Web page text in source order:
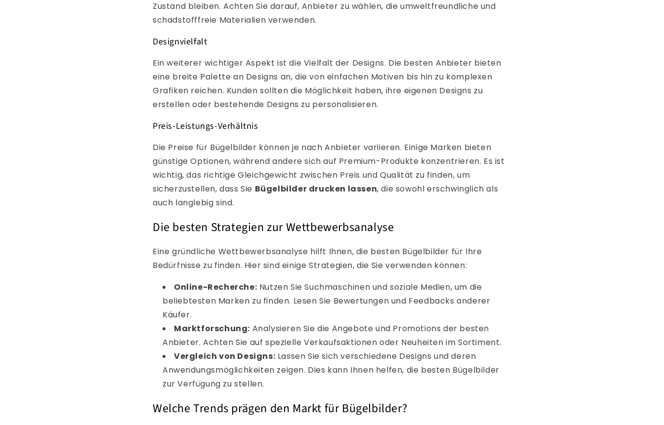
Zustand bleiben. Achten Sie darauf, Anbieter zu wählen, die umweltfreundliche und
schadstofffreie Materialien verwenden.
Designvielfalt
Ein weiterer wichtiger Aspekt ist die Vielfalt der Designs. Die besten Anbieter bieten
eine breite Palette an Designs an, die von einfachen Motiven bis hin zu komplexen
Grafiken reichen. Kunden sollten die Möglichkeit haben, ihre eigenen Designs zu
erstellen oder bestehende Designs zu personalisieren.
Preis-Leistungs-Verhältnis
Die Preise für Bügelbilder können je nach Anbieter variieren. Einige Marken bieten
günstige Optionen, während andere sich auf Premium-Produkte konzentrieren. Es ist
wichtig, das richtige Gleichgewicht zwischen Preis und Qualität zu finden, um
sicherzustellen, dass Sie Bügelbilder drucken lassen, die sowohl erschwinglich als
auch langlebig sind.
Die besten Strategien zur Wettbewerbsanalyse
Eine gründliche Wettbewerbsanalyse hilft Ihnen, die besten Bügelbilder für Ihre
Bedürfnisse zu finden. Hier sind einige Strategien, die Sie verwenden können:
Online-Recherche: Nutzen Sie Suchmaschinen und soziale Medien, um die
beliebtesten Marken zu finden. Lesen Sie Bewertungen und Feedbacks anderer
Käufer.
Marktforschung: Analysieren Sie die Angebote und Promotions der besten
Anbieter. Achten Sie auf spezielle Verkaufsaktionen oder Neuheiten im Sortiment.
Vergleich von Designs: Lassen Sie sich verschiedene Designs und deren
Anwendungsmöglichkeiten zeigen. Dies kann Ihnen helfen, die besten Bügelbilder
zur Verfügung zu stellen.
Welche Trends prägen den Markt für Bügelbilder?